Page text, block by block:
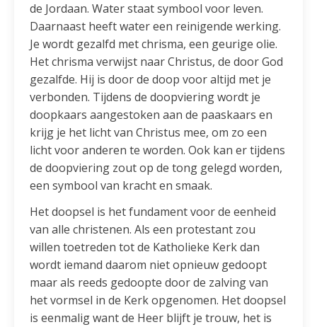
de Jordaan. Water staat symbool voor leven.
Daarnaast heeft water een reinigende werking.
Je wordt gezalfd met chrisma, een geurige olie.
Het chrisma verwijst naar Christus, de door God
gezalfde. Hij is door de doop voor altijd met je
verbonden. Tijdens de doopviering wordt je
doopkaars aangestoken aan de paaskaars en
krijg je het licht van Christus mee, om zo een
licht voor anderen te worden. Ook kan er tijdens
de doopviering zout op de tong gelegd worden,
een symbool van kracht en smaak.
Het doopsel is het fundament voor de eenheid
van alle christenen. Als een protestant zou
willen toetreden tot de Katholieke Kerk dan
wordt iemand daarom niet opnieuw gedoopt
maar als reeds gedoopte door de zalving van
het vormsel in de Kerk opgenomen. Het doopsel
is eenmalig want de Heer blijft je trouw, het is